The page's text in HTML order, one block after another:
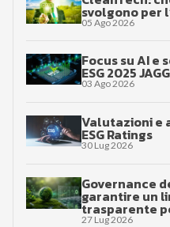
svolgono per
05 Ago 2026
Focus su AI
ESG 2025
03 Ago 2026
Valutazioni e
ESG Ratings
30 Lug 2026
Governance
garantire un
trasparente
27 Lug 2026